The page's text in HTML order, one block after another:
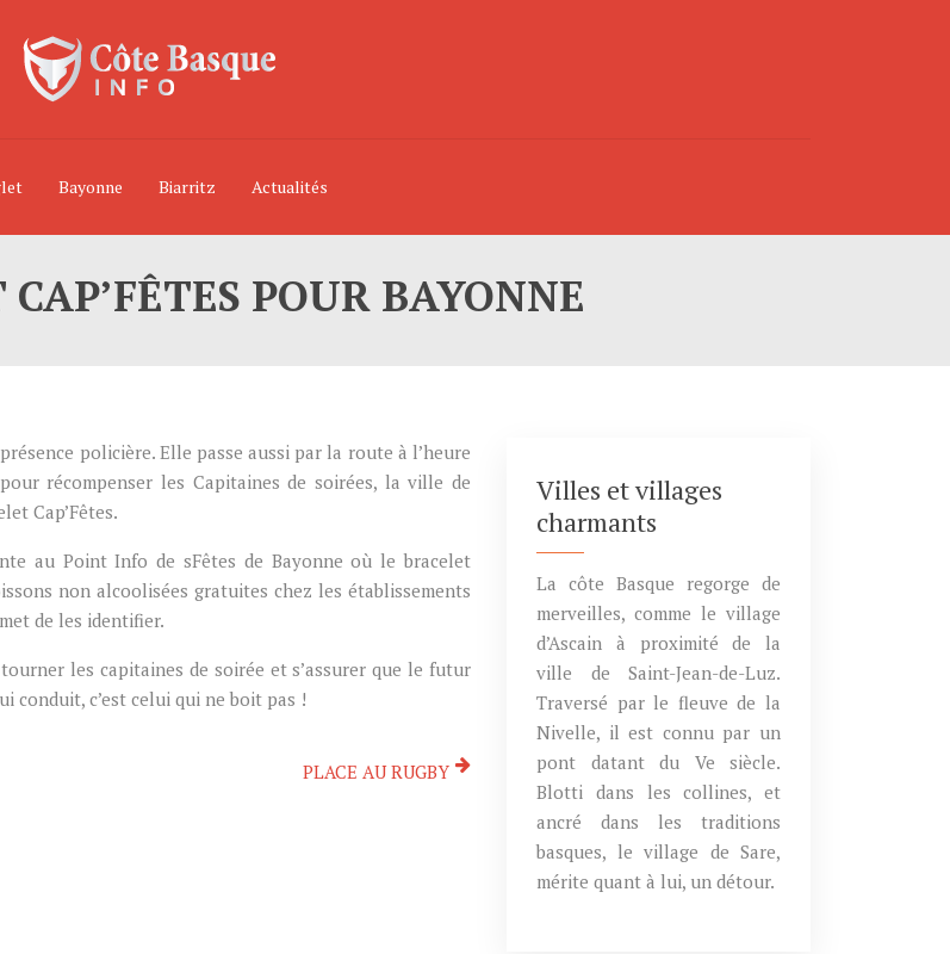
Bayonne Biarritz Actualités
POUR BAYONNE
policière. Elle passe aussi par la route à l’heure
récompenser les Capitaines de soirées, la ville de
Cap’Fêtes.
au Point Info de sFêtes de Bayonne où le bracelet
non alcoolisées gratuites chez les établissements
de les identifier.
les capitaines de soirée et s’assurer que le futur
conduit, c’est celui qui ne boit pas !
PLACE AU RUGBY
Villes et villages
charmants
La côte Basque regorge de
merveilles, comme le village
d’Ascain à proximité de la
ville de Saint-Jean-de-Luz.
Traversé par le fleuve de la
Nivelle, il est connu par un
pont datant du Ve siècle.
Blotti dans les collines, et
ancré dans les traditions
basques, le village de Sare,
mérite quant à lui, un détour.